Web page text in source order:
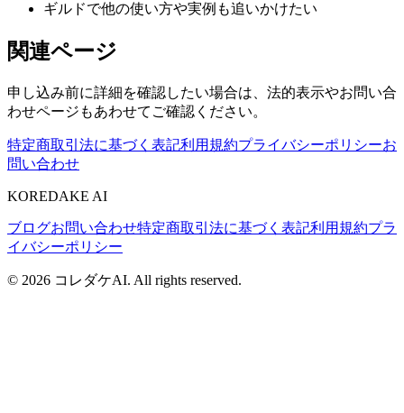
ギルドで他の使い方や実例も追いかけたい
関連ページ
申し込み前に詳細を確認したい場合は、法的表示やお問い合
わせページもあわせてご確認ください。
特定商取引法に基づく表記利用規約プライバシーポリシーお
問い合わせ
KOREDAKE AI
ブログお問い合わせ特定商取引法に基づく表記利用規約プラ
イバシーポリシー
© 2026 コレダケAI. All rights reserved.